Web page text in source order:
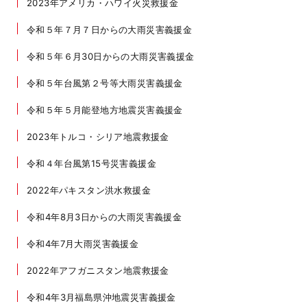
2023年アメリカ・ハワイ火災救援金
令和５年７月７日からの大雨災害義援金
令和５年６月30日からの大雨災害義援金
令和５年台風第２号等大雨災害義援金
令和５年５月能登地方地震災害義援金
2023年トルコ・シリア地震救援金
令和４年台風第15号災害義援金
2022年パキスタン洪水救援金
令和4年8月3日からの大雨災害義援金
令和4年7月大雨災害義援金
2022年アフガニスタン地震救援金
令和4年3月福島県沖地震災害義援金